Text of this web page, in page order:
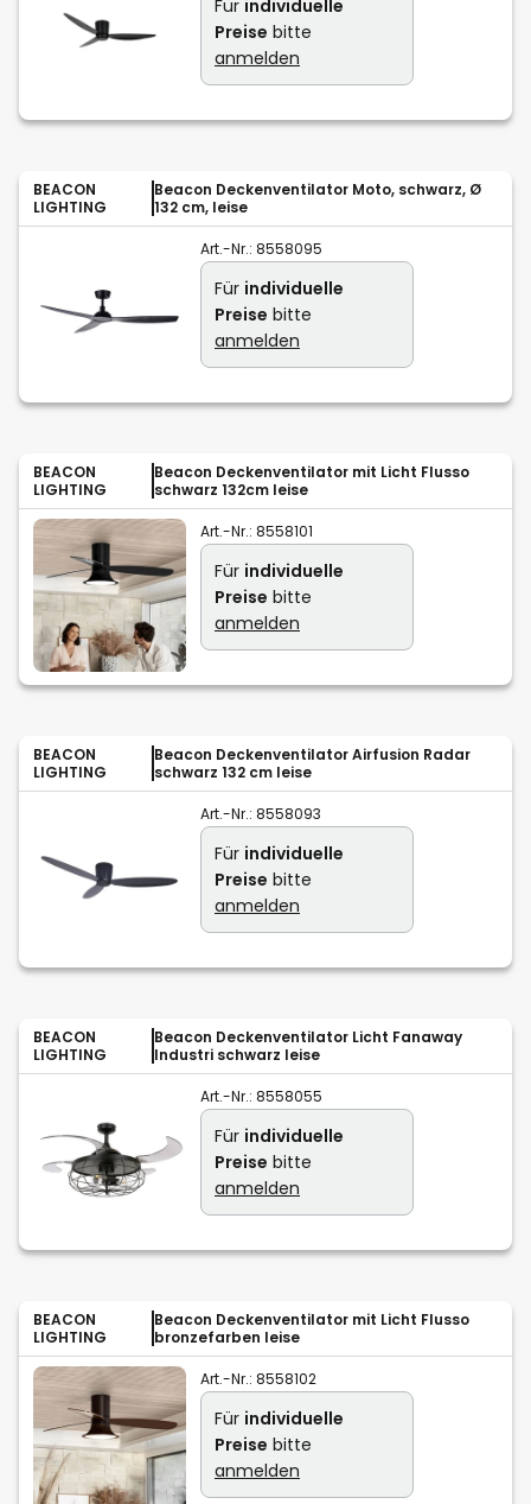
Für individuelle
Preise bitte
anmelden
BEACON
LIGHTING
Beacon Deckenventilator Moto, schwarz, Ø
132 cm, leise
Art.-Nr.: 8558095
Für individuelle
Preise bitte
anmelden
BEACON
LIGHTING
Beacon Deckenventilator mit Licht Flusso
schwarz 132cm leise
Art.-Nr.: 8558101
Für individuelle
Preise bitte
anmelden
BEACON
LIGHTING
Beacon Deckenventilator Airfusion Radar
schwarz 132 cm leise
Art.-Nr.: 8558093
Für individuelle
Preise bitte
anmelden
BEACON
LIGHTING
Beacon Deckenventilator Licht Fanaway
Industri schwarz leise
Art.-Nr.: 8558055
Für individuelle
Preise bitte
anmelden
BEACON
LIGHTING
Beacon Deckenventilator mit Licht Flusso
bronzefarben leise
Art.-Nr.: 8558102
Für individuelle
Preise bitte
anmelden